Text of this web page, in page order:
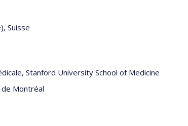
Suisse
Stanford University School of Medicine
Montréal